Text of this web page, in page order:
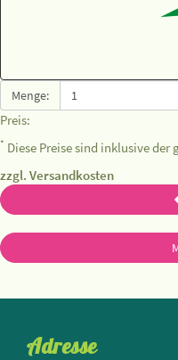
Menge:
Preis:
* Diese Preise sind inklusive
zzgl. Versandkosten
Adresse